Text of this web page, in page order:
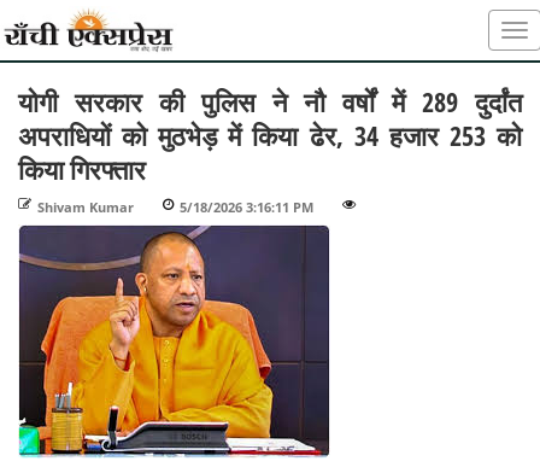
योगी सरकार की पुलिस ने नौ वर्षों में 289 दुर्दांत
अपराधियों को मुठभेड़ में किया ढेर, 34 हजार 253 को
किया गिरफ्तार
Shivam Kumar 5/18/2026 3:16:11 PM